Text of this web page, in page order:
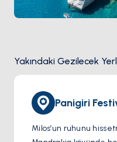
Yakındaki Gezilecek
Panigiri
Milos’un ruhunu